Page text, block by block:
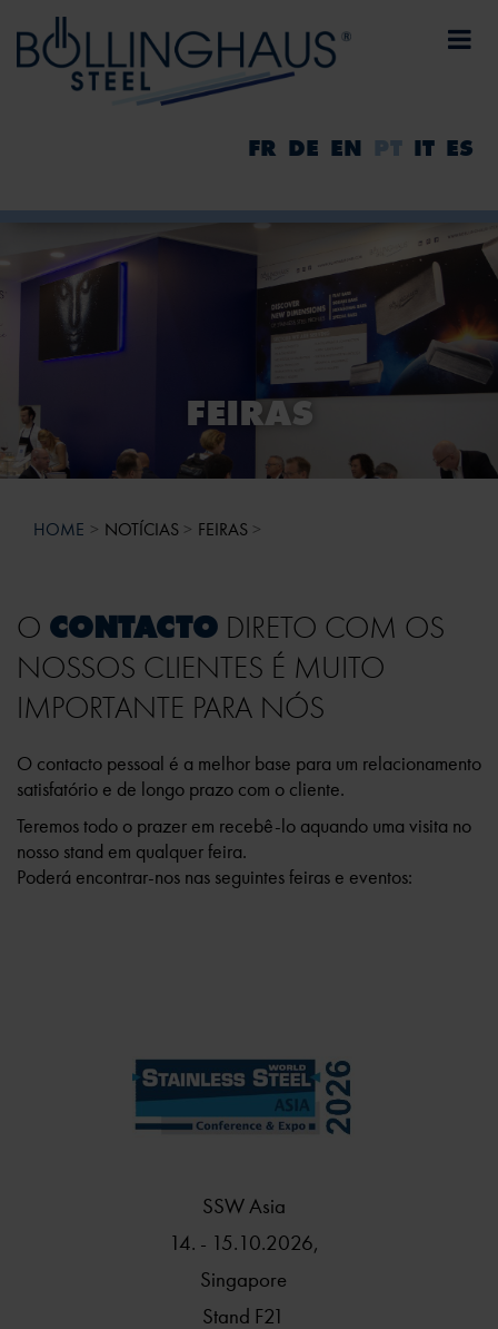
FR DE EN PT IT ES
FEIRAS
HOME NOTÍCIAS FEIRAS
O CONTACTO DIRETO COM OS
NOSSOS CLIENTES É MUITO
IMPORTANTE PARA NÓS
O contacto pessoal é a melhor base para um relacionamento
satisfatório e de longo prazo com o cliente.
Teremos todo o prazer em recebê-lo aquando uma visita no
nosso stand em qualquer feira.
Poderá encontrar-nos nas seguintes feiras e eventos:
SSW Asia
14. - 15.10.2026,
Singapore
Stand F21